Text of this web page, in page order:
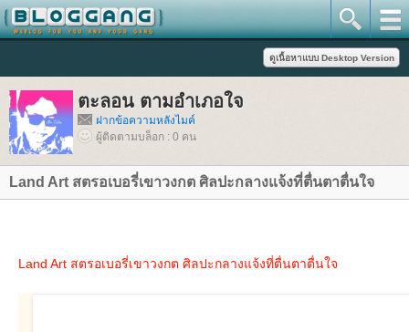
ตะลอน ตามอำเภอใจ
ฝากข้อความหลังไมค์
ผู้ติดตามบล็อก : 0 คน
Land Art สตรอเบอรี่เขาวงกต ศิลปะกลางแจ้งที่ตื่นตาตื่นใจ
Land Art สตรอเบอรี่เขาวงกต ศิลปะกลางแจ้งที่ตื่นตาตื่นใจ